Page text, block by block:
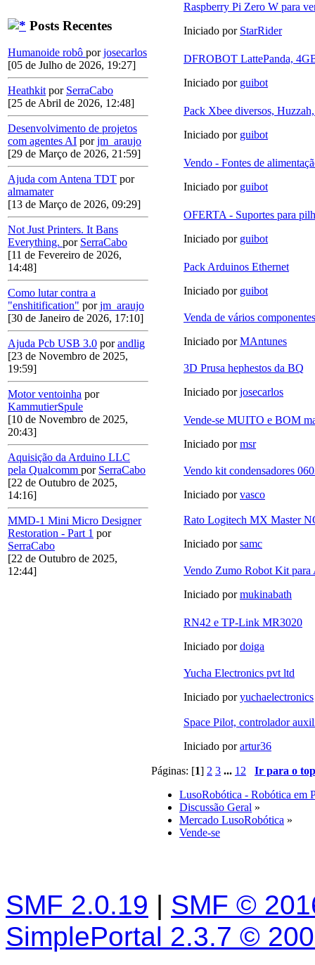
Posts Recentes
Humanoide robô porjosecarlos
[05 de Julho de 2026, 19:27]
Heathkit por SerraCabo
[25 de Abril de 2026, 12:48]
Desenvolvimento de projetos
com agentes AI porjm_araujo
[29 de Março de 2026, 21:59]
Ajuda com Antena TDT por
almamater
[13 de Março de 2026, 09:29]
Not Just Printers. It Bans
Everything. por SerraCabo
[11 de Fevereiro de 2026,
14:48]
Como lutar contra a
"enshitification" porjm_araujo
[30 de Janeiro de 2026, 17:10]
Ajuda Pcb USB 3.0 porandlig
[23 de Novembro de 2025,
19:59]
Motor ventoinha por
KammutierSpule
[10 de Novembro de 2025,
20:43]
Aquisição da Arduino LLC
pela Qualcomm por SerraCabo
[22 de Outubro de 2025,
14:16]
MMD-1 Mini Micro Designer
Restoration - Part 1 por
SerraCabo
[22 de Outubro de 2025,
12:44]
Raspberry Pi Zero W para
Iniciado por StarRider
DFROBOT LattePanda,
Iniciado por guibot
Pack Xbee diversos,
Iniciado por guibot
Vendo - Fontes de
Iniciado por guibot
OFERTA - Suportes para
Iniciado por guibot
Pack Arduinos Ethernet
Iniciado por guibot
Venda de vários
Iniciado porMAntunes
3D Prusa hephestos da BQ
Iniciado porjosecarlos
Vende-se MUITO e BOM
Iniciado pormsr
Vendo kit condensadores
Iniciado porvasco
Rato Logitech MX Master
Iniciado porsamc
Vendo Zumo Robot Kit
Iniciado pormukinabath
RN42 e TP-Link MR3020
Iniciado pordoiga
Yucha Electronics pvt ltd
Iniciado poryuchaelectronics
Space Pilot, controlador
Iniciado porartur36
Páginas: [1] 2 3 ... 12
Ir para o
LusoRobótica - Robótica em
Discussão Geral »
Mercado LusoRobótica »
Vende-se
SMF 2.0.19 | SMF ©
SimplePortal 2.3.7 ©